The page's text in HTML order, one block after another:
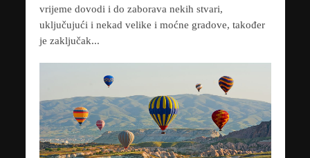
vrijeme dovodi i do zaborava nekih stvari,
uključujući i nekad velike i moćne gradove, također
je zaključak...